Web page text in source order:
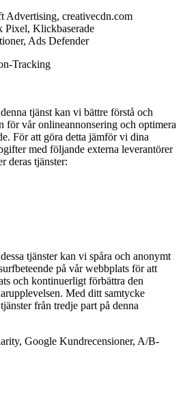
Advertising, creativecdn.com
Pixel, Klickbaserade
Ads Defender
Tracking
tjänst kan vi bättre förstå och
för vår onlineannonsering och optimera
För att göra detta jämför vi dina
med följande externa leverantörer
deras tjänster:
tjänster kan vi spåra och anonymt
på vår webbplats för att
och kontinuerligt förbättra den
Med ditt samtycke
från tredje part på denna
Google Kundrecensioner, A/B-